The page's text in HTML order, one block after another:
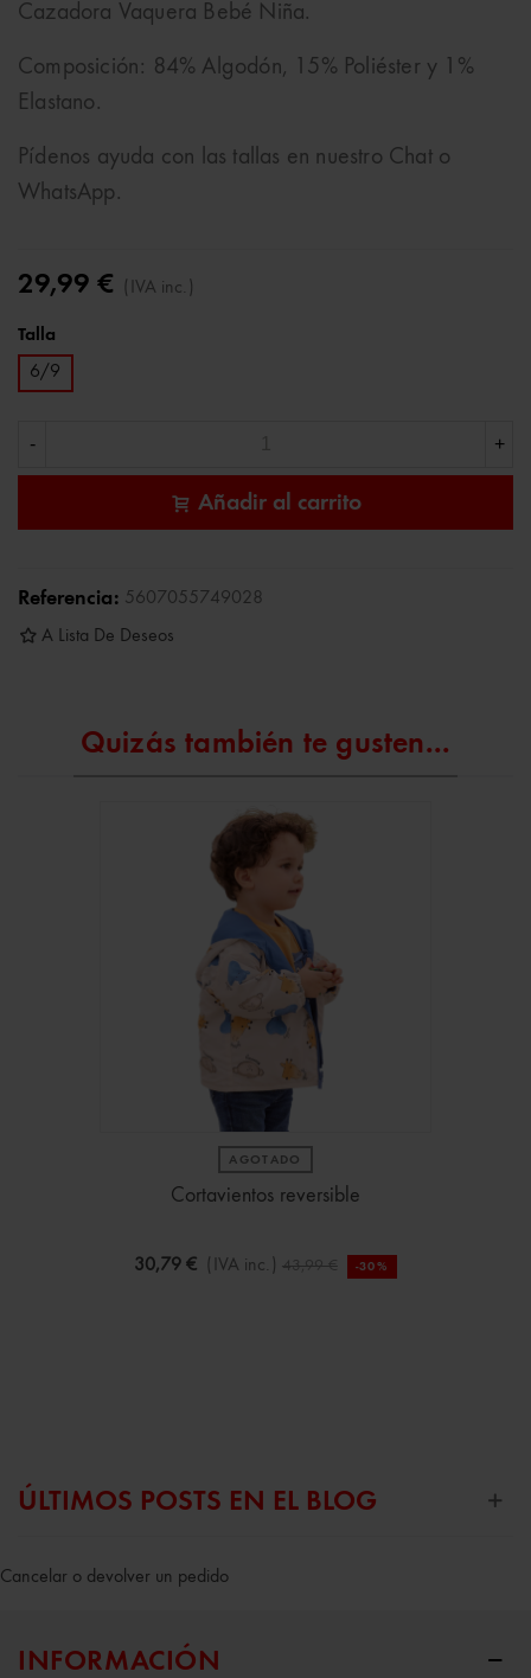
Cazadora Vaquera Bebé Niña.
Composición: 84% Algodón, 15% Poliéster y 1%
Elastano.
Pídenos ayuda con las tallas en nuestro Chat o
WhatsApp.
29,99 € (IVA inc.)
Talla
6/9
- +
Añadir al carrito
Referencia: 5607055749028
A Lista De Deseos
Quizás también te gusten...
AGOTADO
Cortavientos reversible
30,79 € (IVA inc.) 43,99 € -30%
ÚLTIMOS POSTS EN EL BLOG
Cancelar o devolver un pedido
INFORMACIÓN